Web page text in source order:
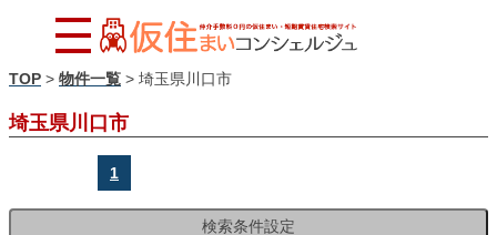
TOP > 物件一覧 > 埼玉県川口市
埼玉県川口市
1